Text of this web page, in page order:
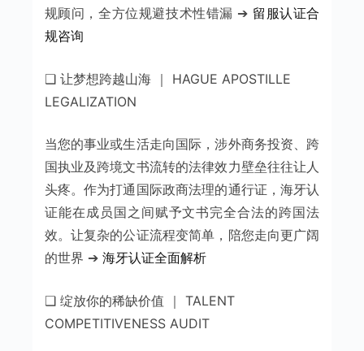
规顾问，全方位规避技术性错漏 ➔ 留服认证合
规咨询
❑ 让梦想跨越山海 ｜ HAGUE APOSTILLE
LEGALIZATION
当您的事业或生活走向国际，涉外商务投资、跨
国执业及跨境文书流转的法律效力壁垒往往让人
头疼。作为打通国际政商法理的通行证，海牙认
证能在成员国之间赋予文书完全合法的跨国法
效。让复杂的公证流程变简单，陪您走向更广阔
的世界 ➔ 海牙认证全面解析
❑ 绽放你的稀缺价值 ｜ TALENT
COMPETITIVENESS AUDIT